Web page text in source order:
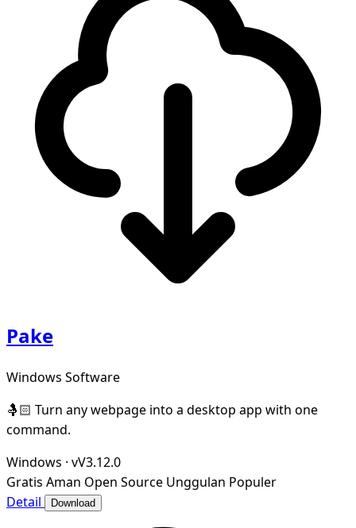
Pake
Windows Software
🤱🏻 Turn any webpage into a desktop app with one
command.
Windows · vV3.12.0
Gratis Aman Open Source Unggulan Populer
Detail
Download